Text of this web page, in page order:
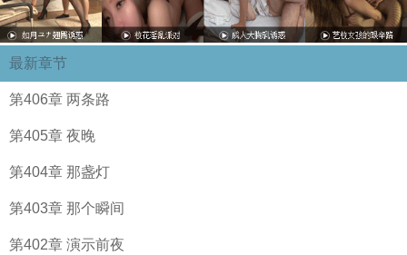
最新章节
第406章 两条路
第405章 夜晚
第404章 那盏灯
第403章 那个瞬间
第402章 演示前夜